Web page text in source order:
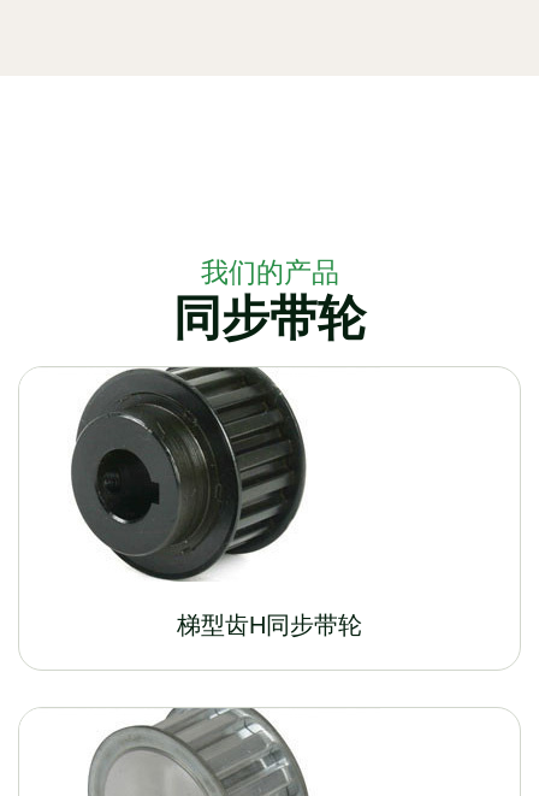
我们的产品
同步带轮
梯型齿H同步带轮